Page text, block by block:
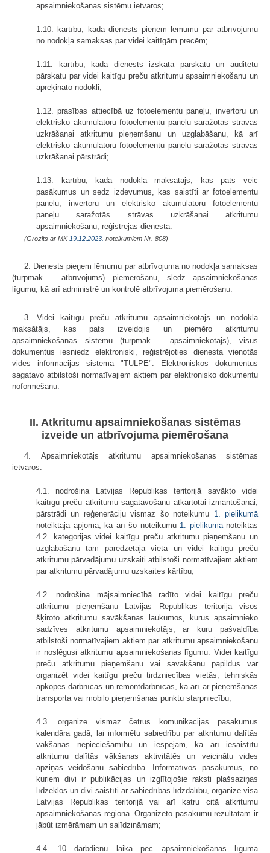
apsaimniekošanas sistēmu ietvaros;
1.10. kārtību, kādā dienests pieņem lēmumu par atbrīvojumu
no nodokļa samaksas par videi kaitīgām precēm;
1.11. kārtību, kādā dienests izskata pārskatu un auditētu
pārskatu par videi kaitīgu preču atkritumu apsaimniekošanu un
aprēķināto nodokli;
1.12. prasības attiecībā uz fotoelementu paneļu, invertoru un
elektrisko akumulatoru fotoelementu paneļu saražotās strāvas
uzkrāšanai atkritumu pieņemšanu un uzglabāšanu, kā arī
elektrisko akumulatoru fotoelementu paneļu saražotās strāvas
uzkrāšanai pārstrādi;
1.13. kārtību, kādā nodokļa maksātājs, kas pats veic
pasākumus un sedz izdevumus, kas saistīti ar fotoelementu
paneļu, invertoru un elektrisko akumulatoru fotoelementu
paneļu saražotās strāvas uzkrāšanai atkritumu
apsaimniekošanu, reģistrējas dienestā.
(Grozīts ar MK 19.12.2023. noteikumiem Nr. 808)
2. Dienests pieņem lēmumu par atbrīvojuma no nodokļa samaksas
(turpmāk – atbrīvojums) piemērošanu, slēdz apsaimniekošanas
līgumu, kā arī administrē un kontrolē atbrīvojuma piemērošanu.
3. Videi kaitīgu preču atkritumu apsaimniekotājs un nodokļa
maksātājs, kas pats izveidojis un piemēro atkritumu
apsaimniekošanas sistēmu (turpmāk – apsaimniekotājs), visus
dokumentus iesniedz elektroniski, reģistrējoties dienesta vienotās
vides informācijas sistēmā "TULPE". Elektroniskos dokumentus
sagatavo atbilstoši normatīvajiem aktiem par elektronisko dokumentu
noformēšanu.
II. Atkritumu apsaimniekošanas sistēmas
izveide un atbrīvojuma piemērošana
4. Apsaimniekotājs atkritumu apsaimniekošanas sistēmas
ietvaros:
4.1. nodrošina Latvijas Republikas teritorijā savākto videi
kaitīgu preču atkritumu sagatavošanu atkārtotai izmantošanai,
pārstrādi un reģenerāciju vismaz šo noteikumu 1. pielikumā
noteiktajā apjomā, kā arī šo noteikumu 1. pielikumānoteiktās
4.2. kategorijas videi kaitīgu preču atkritumu pieņemšanu un
uzglabāšanu tam paredzētajā vietā un videi kaitīgu preču
atkritumu pārvadājumu uzskaiti atbilstoši normatīvajiem aktiem
par atkritumu pārvadājumu uzskaites kārtību;
4.2. nodrošina mājsaimniecībā radīto videi kaitīgu preču
atkritumu pieņemšanu Latvijas Republikas teritorijā visos
šķiroto atkritumu savākšanas laukumos, kurus apsaimnieko
sadzīves atkritumu apsaimniekotājs, ar kuru pašvaldība
atbilstoši normatīvajiem aktiem par atkritumu apsaimniekošanu
ir noslēgusi atkritumu apsaimniekošanas līgumu. Videi kaitīgu
preču atkritumu pieņemšanu vai savākšanu papildus var
organizēt videi kaitīgu preču tirdzniecības vietās, tehniskās
apkopes darbnīcās un remontdarbnīcās, kā arī ar pieņemšanas
transporta vai mobilo pieņemšanas punktu starpniecību;
4.3. organizē vismaz četrus komunikācijas pasākumus
kalendāra gadā, lai informētu sabiedrību par atkritumu dalītās
vākšanas nepieciešamību un iespējām, kā arī iesaistītu
atkritumu dalītās vākšanas aktivitātēs un veicinātu vides
apziņas veidošanu sabiedrībā. Informatīvos pasākumus, no
kuriem divi ir publikācijas un izglītojošie raksti plašsaziņas
līdzekļos un divi saistīti ar sabiedrības līdzdalību, organizē visā
Latvijas Republikas teritorijā vai arī katru citā atkritumu
apsaimniekošanas reģionā. Organizēto pasākumu rezultātam ir
jābūt izmērāmam un salīdzināmam;
4.4. 10 darbdienu laikā pēc apsaimniekošanas līguma